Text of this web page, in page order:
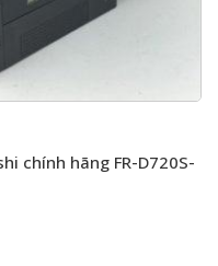
chính hãng FR-D720S-